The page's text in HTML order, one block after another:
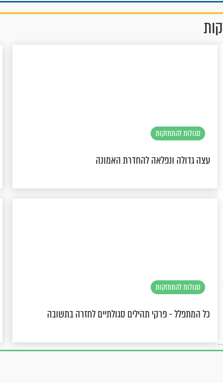
סגולות להתחזקות
עצה גדולה ונפלאה להחדרת האמונה
סגולות להתחזקות
כל המתפלל - פרקי תהילים סגולתיים לחזרה בתשובה